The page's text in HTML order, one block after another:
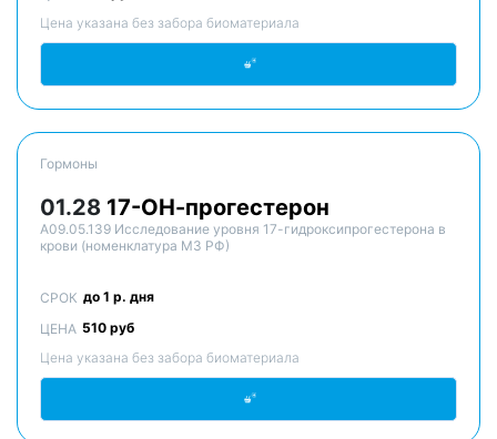
Цена указана без забора биоматериала
Гормоны
01.28 17-ОН-прогестерон
A09.05.139 Исследование уровня 17-гидроксипрогестерона в
крови (номенклатура МЗ РФ)
СРОК до 1 р. дня
ЦЕНА 510 руб
Цена указана без забора биоматериала